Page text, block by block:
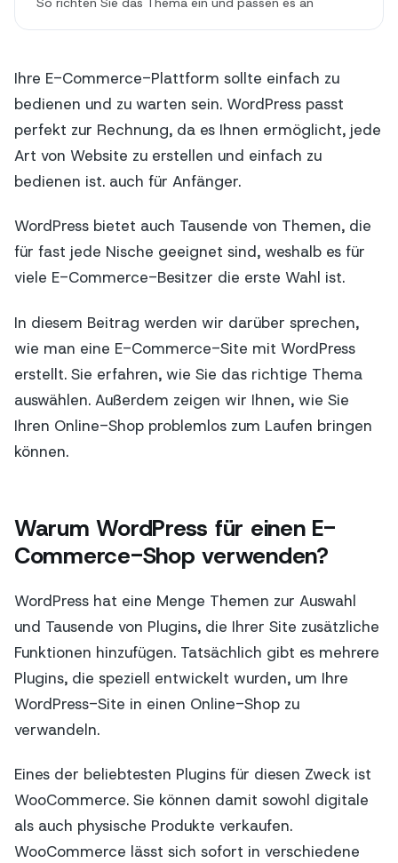
Ihre E-Commerce-Plattform sollte einfach zu
bedienen und zu warten sein. WordPress passt
perfekt zur Rechnung, da es Ihnen ermöglicht, jede
Art von Website zu erstellen und einfach zu
bedienen ist. auch für Anfänger.
WordPress bietet auch Tausende von Themen, die
für fast jede Nische geeignet sind, weshalb es für
viele E-Commerce-Besitzer die erste Wahl ist.
In diesem Beitrag werden wir darüber sprechen,
wie man eine E-Commerce-Site mit WordPress
erstellt. Sie erfahren, wie Sie das richtige Thema
auswählen. Außerdem zeigen wir Ihnen, wie Sie
Ihren Online-Shop problemlos zum Laufen bringen
können.
Warum WordPress für einen E-
Commerce-Shop verwenden?
WordPress hat eine Menge Themen zur Auswahl
und Tausende von Plugins, die Ihrer Site zusätzliche
Funktionen hinzufügen. Tatsächlich gibt es mehrere
Plugins, die speziell entwickelt wurden, um Ihre
WordPress-Site in einen Online-Shop zu
verwandeln.
Eines der beliebtesten Plugins für diesen Zweck ist
WooCommerce. Sie können damit sowohl digitale
als auch physische Produkte verkaufen.
WooCommerce lässt sich sofort in verschiedene